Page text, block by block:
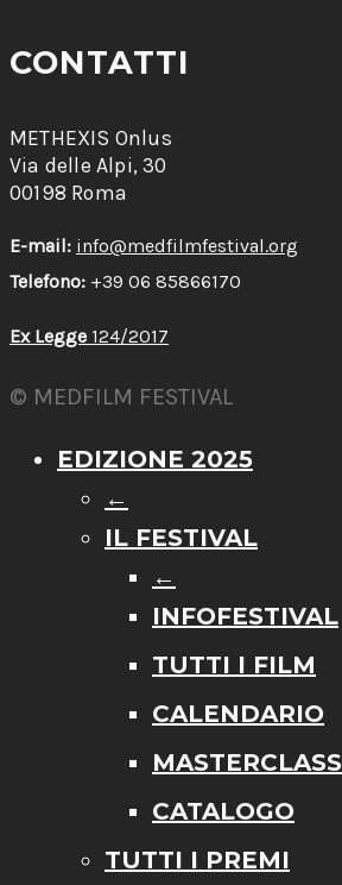
CONTATTI
METHEXIS Onlus
Via delle Alpi, 30
00198 Roma
E-mail: info@medfilmfestival.org
Telefono: +39 06 85866170
Ex Legge 124/2017
© MEDFILM FESTIVAL
EDIZIONE 2025
←
IL FESTIVAL
←
INFOFESTIVAL
TUTTI I FILM
CALENDARIO
MASTERCLASS
CATALOGO
TUTTI I PREMI